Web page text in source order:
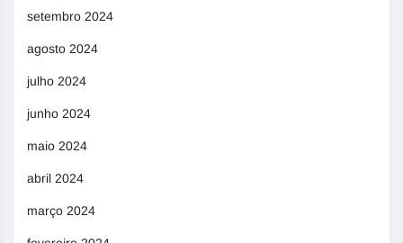
setembro 2024
agosto 2024
julho 2024
junho 2024
maio 2024
abril 2024
março 2024